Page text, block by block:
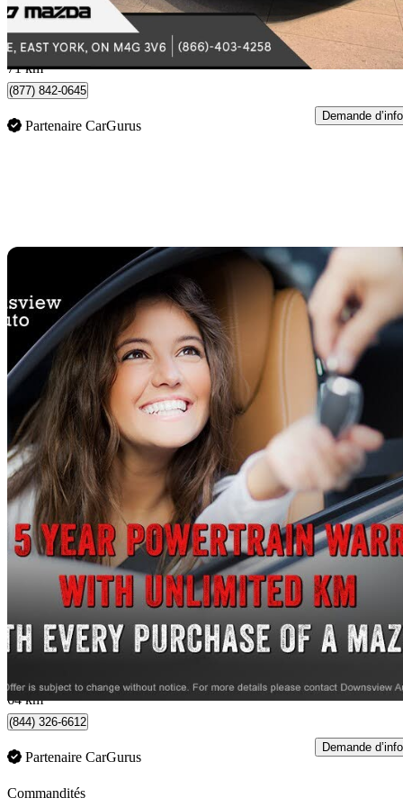
596 $/mois env.
Toronto, ON
71 km
(877) 842-0645
Partenaire CarGurus
Demande d’info
2014 Mazda MAZDA3 Sport
GX227 483 km
Affaire
159 $/mois env.
64 km
(844) 326-6612
Partenaire CarGurus
Demande d’info
Commandités